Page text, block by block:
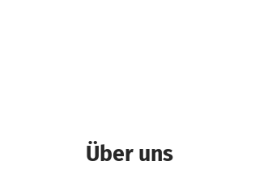
Über uns